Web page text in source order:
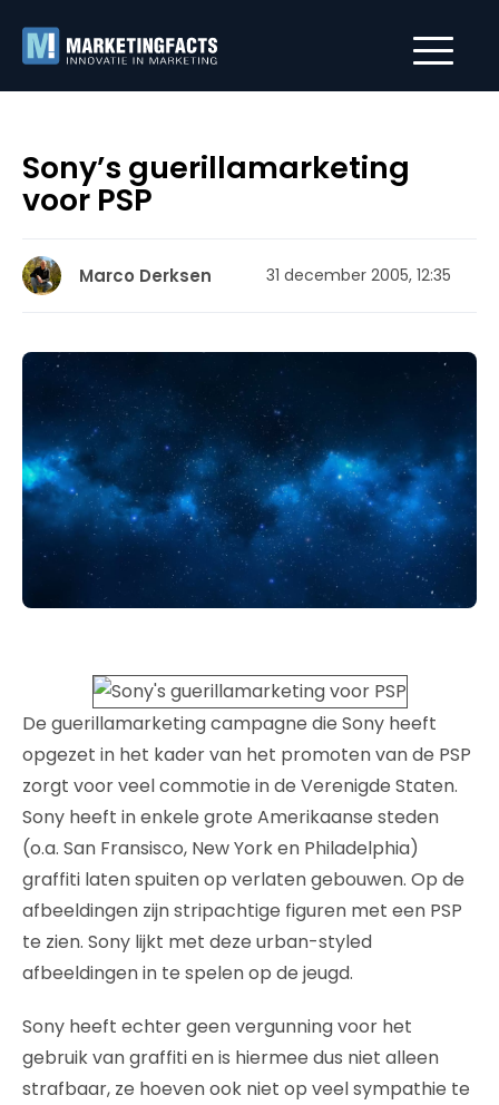
Sony’s guerillamarketing
voor PSP
Marco Derksen 31 december 2005, 12:35
De guerillamarketing campagne die Sony heeft
opgezet in het kader van het promoten van de PSP
zorgt voor veel commotie in de Verenigde Staten.
Sony heeft in enkele grote Amerikaanse steden
(o.a. San Fransisco, New York en Philadelphia)
graffiti laten spuiten op verlaten gebouwen. Op de
afbeeldingen zijn stripachtige figuren met een PSP
te zien. Sony lijkt met deze urban-styled
afbeeldingen in te spelen op de jeugd.
Sony heeft echter geen vergunning voor het
gebruik van graffiti en is hiermee dus niet alleen
strafbaar, ze hoeven ook niet op veel sympathie te